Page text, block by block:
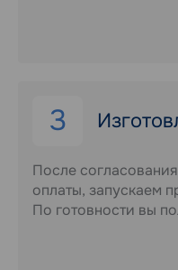
3
После
оплаты, запускаем
По готовности вы